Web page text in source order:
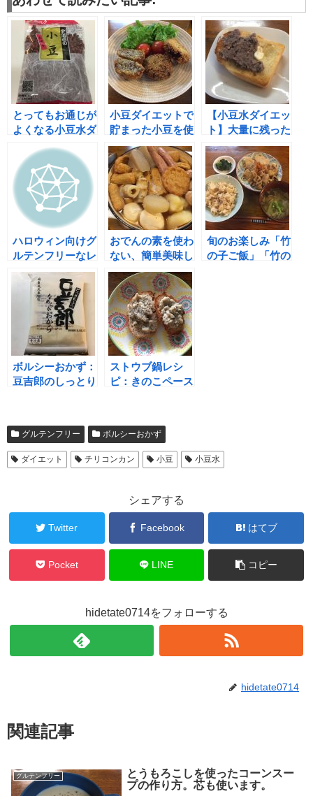
とってもお通じが
よくなる小豆水ダ
メ
小豆ダイエットで
貯まった小豆を使
って、コロッケを
作りました
【小豆水ダイエッ
ト】大量に残った
小豆であんこを作
ります。
ハロウィン向けグ
ルテンフリーなレ
シピ「かぼちゃの
グラタン」
おでんの素を使わ
ない、簡単美味し
くヘルシーなおで
んの作り方
旬のお楽しみ「竹
の子ご飯」「竹の
ボルシーおかず：
豆吉郎のしっとり
ストウブ鍋レシ
ピ：きのこペース
グルテンフリー ボルシーおかず
ダイエット チリコンカン 小豆 小豆水
シェアする
Twitter Facebook はてブ
Pocket LINE コピー
hidetate0714をフォローする
hidetate0714
関連記事
グルテンフリー
とうもろこしを使ったコーンスー
プの作り方。芯も使います。